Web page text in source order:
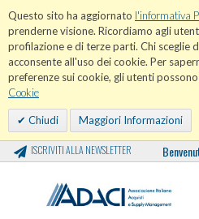
Questo sito ha aggiornato l'informativa
prenderne visione. Ricordiamo agli
profilazione e di terze parti. Chi sceglie
acconsente all'uso dei cookie. Per
preferenze sui cookie, gli utenti
Cookie
Chiudi Maggiori Informazioni
ISCRIVITI ALLA NEWSLETTER